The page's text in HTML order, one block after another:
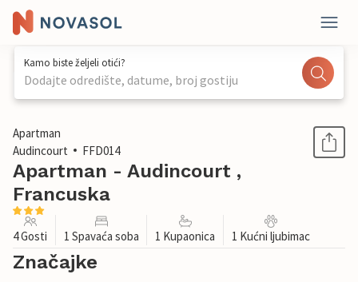
Kamo biste željeli otići?
Dodajte odredište, datume, broj gostiju
1 / 20
Apartman
Audincourt
FFD014
Apartman - Audincourt ,
Francuska
4 Gosti 1 Spavaća soba 1 Kupaonica 1 Kućni ljubimac
Značajke